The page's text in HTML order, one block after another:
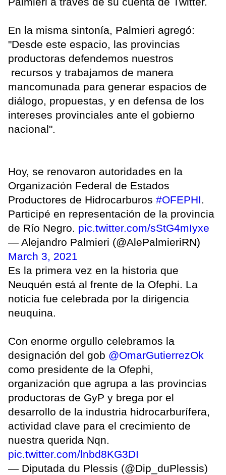
En la misma sintonía, Palmieri agregó:
"Desde este espacio, las provincias
productoras defendemos nuestros
recursos y trabajamos de manera
mancomunada para generar espacios de
diálogo, propuestas, y en defensa de los
intereses provinciales ante el gobierno
nacional".
Hoy, se renovaron autoridades en la
Organización Federal de Estados
Productores de Hidrocarburos #OFEPHI.
Participé en representación de la provincia
de Río Negro. pic.twitter.com/sStG4mIyxe
— Alejandro Palmieri (@AlePalmieriRN)
March 3, 2021
Es la primera vez en la historia que
Neuquén está al frente de la Ofephi. La
noticia fue celebrada por la dirigencia
neuquina.
Con enorme orgullo celebramos la
designación del gob @OmarGutierrezOk
como presidente de la Ofephi,
organización que agrupa a las provincias
productoras de GyP y brega por el
desarrollo de la industria hidrocarburífera,
actividad clave para el crecimiento de
nuestra querida Nqn.
pic.twitter.com/lnbd8KG3DI
— Diputada du Plessis (@Dip_duPlessis)